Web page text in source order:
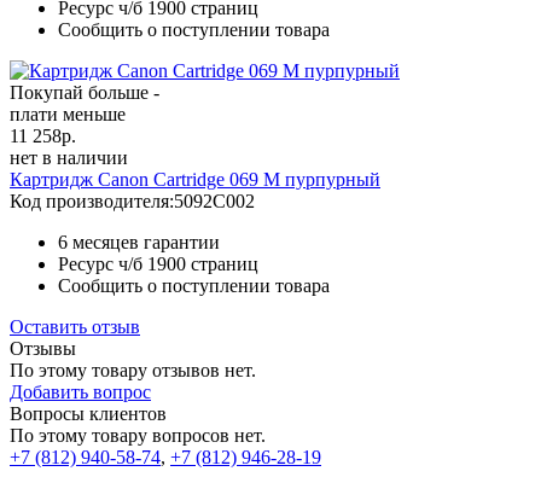
Ресурс ч/б 1900 страниц
Сообщить о поступлении товара
Покупай больше -
плати меньше
11 258р.
нет в наличии
Картридж Canon Cartridge 069 M пурпурный
Код производителя:5092C002
6 месяцев гарантии
Ресурс ч/б 1900 страниц
Сообщить о поступлении товара
Оставить отзыв
Отзывы
По этому товару отзывов нет.
Добавить вопрос
Вопросы клиентов
По этому товару вопросов нет.
+7 (812) 940-58-74, +7 (812) 946-28-19